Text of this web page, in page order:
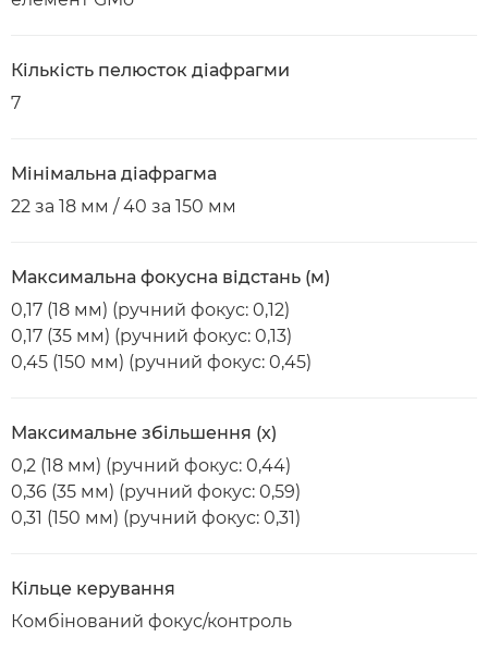
Кількість пелюсток діафрагми
7
Мінімальна діафрагма
22 за 18 мм / 40 за 150 мм
Максимальна фокусна відстань (м)
0,17 (18 мм) (ручний фокус: 0,12)
0,17 (35 мм) (ручний фокус: 0,13)
0,45 (150 мм) (ручний фокус: 0,45)
Максимальне збільшення (x)
0,2 (18 мм) (ручний фокус: 0,44)
0,36 (35 мм) (ручний фокус: 0,59)
0,31 (150 мм) (ручний фокус: 0,31)
Кільце керування
Комбінований фокус/контроль